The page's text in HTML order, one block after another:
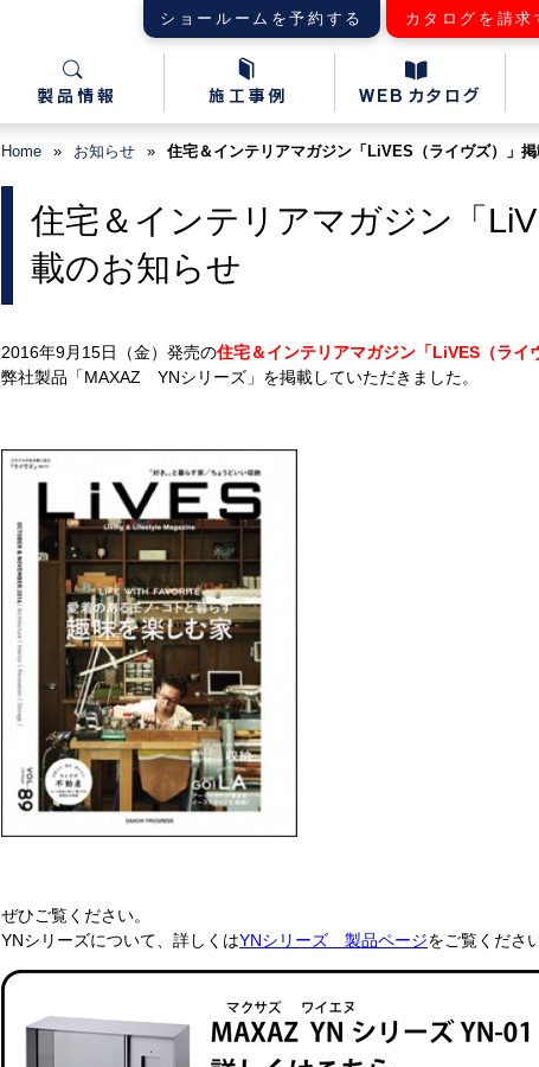
ショールームを予約する カタログを請求
Home » お知らせ » 住宅＆インテリアマガジン「LiVES（ライヴズ）」
住宅＆インテリアマガジン「
載のお知らせ
2016年9月15日（金）発売の住宅＆インテリアマガジン「LiVES（ライ
弊社製品 「MAXAZ YNシリーズ」を掲載していただきました。
ぜひご覧ください。
YNシリーズについて、詳しくはYNシリーズ 製品ページをご覧くださ